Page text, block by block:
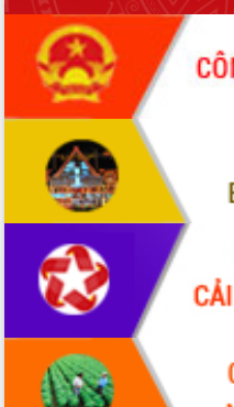
món ăn từ sầu riêng
Đắk Lắk công bố Quy hoạch và xúc
tiến đầu tư tỉnh
Ngành cá ngừ Đắk Lắk chủ động thích
ứng để giữ vững thị trường xuất khẩu
Diễn đàn Kinh tế tư nhân Việt Nam đột
phá cơ chế - Hợp tác công tư
Đề án 06 tạo bước ngoặt đột phá trong
cải cách hành chính tỉnh Đắk Lắk
Kết nối tour, đẩy mạnh chuyển đổi số
để phát triển du lịch Đắk Lắk
Khởi động Dự án Đầu tư xây dựng hạ
tầng kỹ thuật Cụm công nghiệp Tân
Gặp mặt các cơ quan báo chí nhân Kỷ
niệm 101 năm Ngày Báo chí Cách
mạng Việt Nam